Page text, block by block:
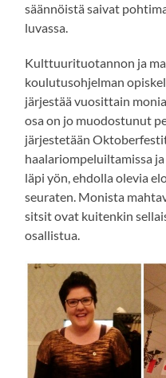
säännöistä saivat
luvassa.
Kulttuurituotannon ja
koulutusohjelman
järjestää vuosittain
osa on jo muodostunut
järjestetään
haalariompeluiltamissa
läpi yön, ehdolla olevia
seuraten. Monista
sitsit ovat kuitenkin
osallistua.